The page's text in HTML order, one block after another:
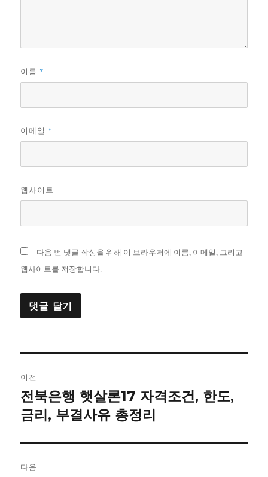
이름 *
이메일 *
웹사이트
다음 번 댓글 작성을 위해 이 브라우저에 이름, 이메일, 그리고
웹사이트를 저장합니다.
내
비
게
이
이전
이
전
전북은행 햇살론17 자격조건, 한도,
금리, 부결사유 총정리
다음